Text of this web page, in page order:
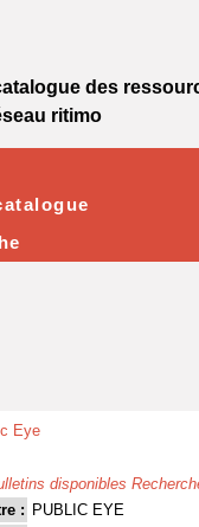
Eye
disponibles
: PUBLIC EYE
des
ritimo